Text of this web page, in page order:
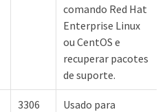
comando Red Hat
Enterprise Linux
ou CentOS e
recuperar pacotes
de suporte.
3306
Usado para